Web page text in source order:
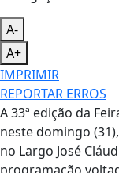
A-
A+
IMPRIMIR
REPORTAR ERROS
A 33ª edição da
neste domingo
no Largo José